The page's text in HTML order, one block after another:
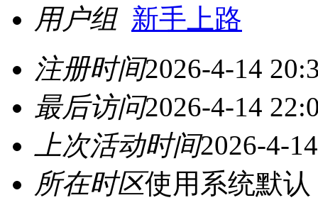
用户组 新手上路
注册时间2026-4-14
最后访问2026-4-14
上次活动时间2026-4-
所在时区使用系统默认